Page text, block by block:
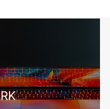
动端验收别放到最后